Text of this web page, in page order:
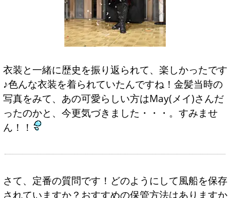
衣装と一緒に歴史を振り返られて、楽しかったです
♪色んな衣装を着られていたんですね！金髪当時の
写真をみて、あの可愛らしい方はMay(メイ)さんだ
ったのかと、今更気づきました・・・。すみませ
ん！！
さて、定番の質問です！どのようにして風船を保存
されていますか？おすすめの保管方法はありますか